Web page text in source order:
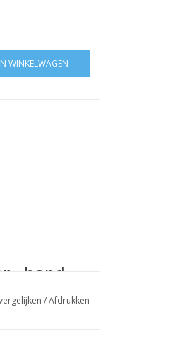
WINKELWAGEN
- band
/Afdrukken